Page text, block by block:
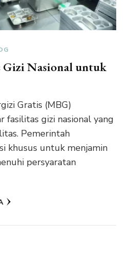
Gizi Nasional untuk
Gratis (MBG)
fasilitas gizi nasional yang
Pemerintah
khusus untuk menjamin
persyaratan